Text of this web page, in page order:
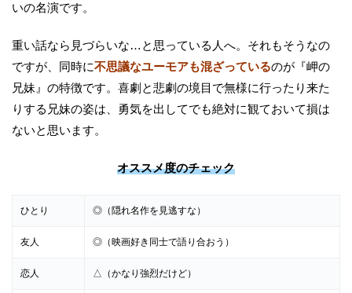
いの名演です。
重い話なら見づらいな…と思っている人へ。それもそうなの
ですが、同時に不思議なユーモアも混ざっているのが『岬の
兄妹』の特徴です。喜劇と悲劇の境目で無様に行ったり来た
りする兄妹の姿は、勇気を出してでも絶対に観ておいて損は
ないと思います。
オススメ度のチェック
ひとり ◎（隠れ名作を見逃すな）
友人 ◎（映画好き同士で語り合おう）
恋人 △（かなり強烈だけど）